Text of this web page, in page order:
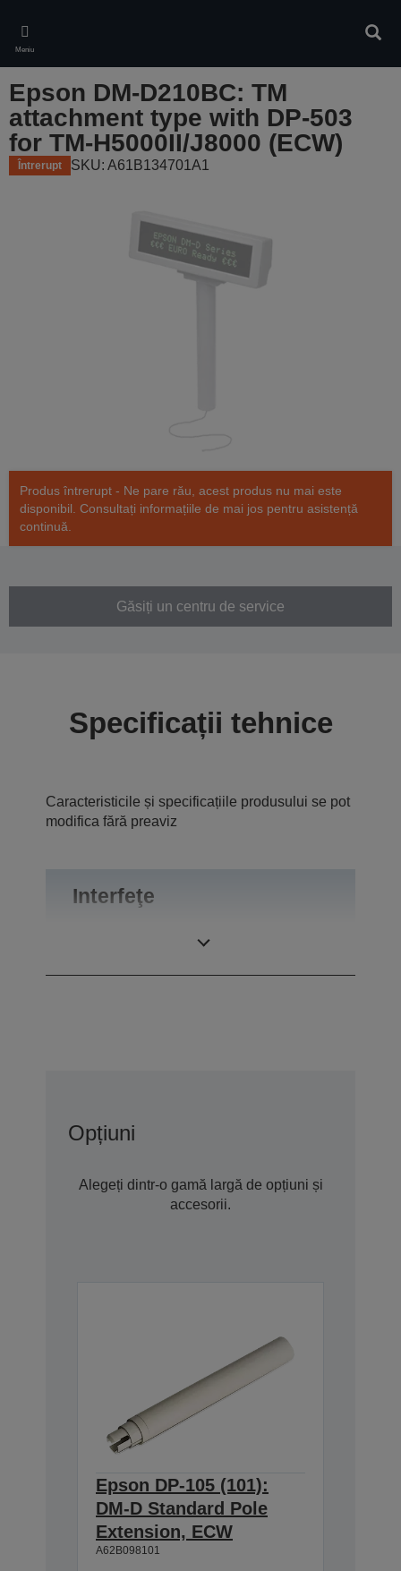
main
content
Meniu
Epson DM-D210BC: TM
attachment type with DP-503
for TM-H5000II/J8000 (ECW)
Întrerupt SKU: A61B134701A1
Produs întrerupt - Ne pare rău, acest produs nu mai este
disponibil. Consultați informațiile de mai jos pentru asistență
continuă.
Găsiți un centru de service
Specificații tehnice
Caracteristicile și specificațiile produsului se pot
modifica fără preaviz
Interfeţe
Opțiuni
Alegeți dintr-o gamă largă de opțiuni și
accesorii.
Epson DP-105 (101):
DM-D Standard Pole
Extension, ECW
A62B098101